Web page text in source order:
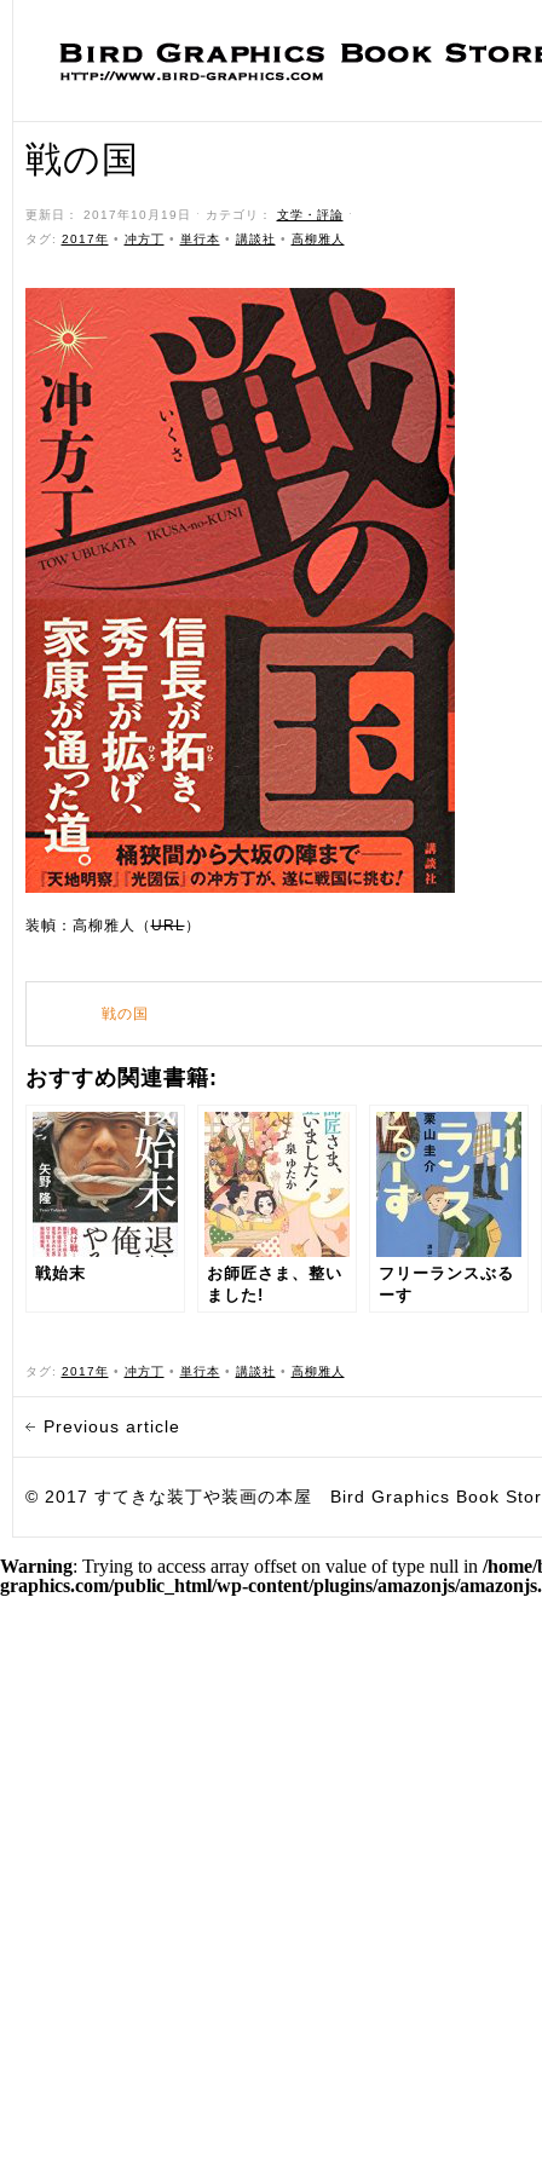
戦の国
更新日： 2017年10月19日 ˑ カテゴリ： 文学・評論 ˑ
タグ: 2017年 • 冲方丁 • 単行本 • 講談社 • 高柳雅人
装幀：高柳雅人（URL）
戦の国
おすすめ関連書籍:
戦始末
お師匠さま、整い
ました!
フリーランスぶる
ーす
タグ: 2017年 • 冲方丁 • 単行本 • 講談社 • 高柳雅人
Previous article
© 2017 すてきな装丁や装画の本屋 Bird Graphics Book
Warning: Trying to access array offset on value of type null in /
graphics.com/public_html/wp-content/plugins/amazonjs/